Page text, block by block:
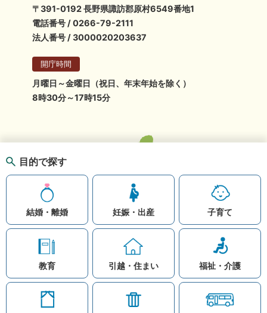
目的で探す
結婚・離婚 妊娠・出産 子育て
教育 引越・住まい 福祉・介護
〒391-0192 長野県諏訪郡原村6549番地1
電話番号 / 0266-79-2111
法人番号 / 3000020203637
開庁時間
月曜日～金曜日（祝日、年末年始を除く）
8時30分～17時15分